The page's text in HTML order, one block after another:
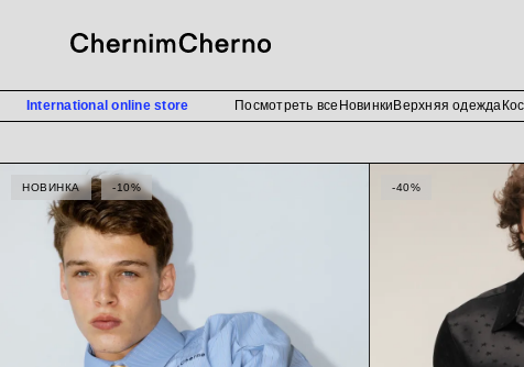
International online store Посмотреть все Новинки Верхняя одежда
РУБАШКИ
НОВИНКА -10% -40%